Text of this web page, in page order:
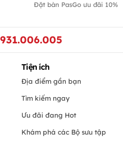
Đặt bàn PasGo ưu đãi 10%
Tiện ích
Địa điểm gần bạn
Tìm kiếm ngay
Ưu đãi đang Hot
Khám phá các Bộ sưu tập